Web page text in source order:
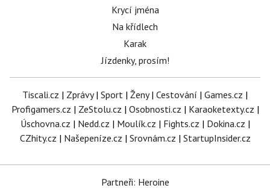
Krycí jména
Na křídlech
Karak
Jízdenky, prosím!
Tiscali.cz | Zprávy| Sport | Ženy| Cestování | Games.cz |
Profigamers.cz | ZeStolu.cz | Osobnosti.cz | Karaoketexty.cz |
Úschovna.cz | Nedd.cz | Moulík.cz | Fights.cz | Dokina.cz |
CZhity.cz | Našepeníze.cz | Srovnám.cz | StartupInsider.cz
Partneři: Heroine